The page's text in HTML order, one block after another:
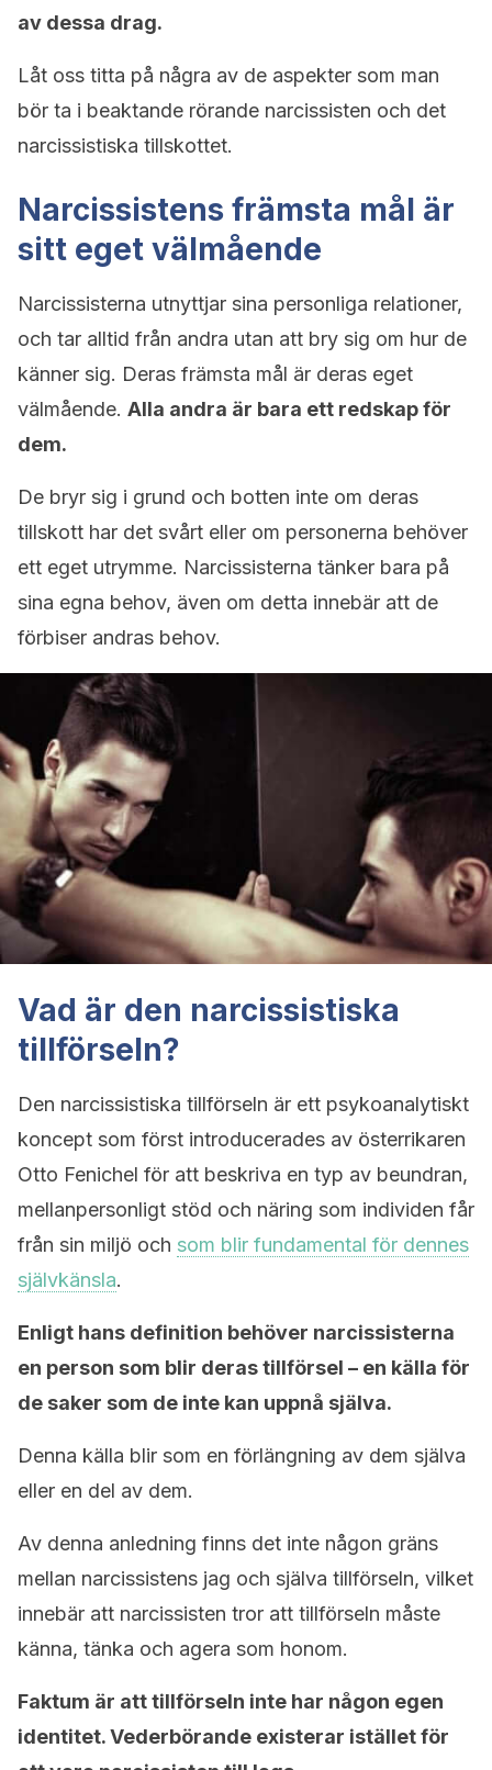
av dessa drag.
Låt oss titta på några av de aspekter som man
bör ta i beaktande rörande narcissisten och det
narcissistiska tillskottet.
Narcissistens främsta mål är
sitt eget välmående
Narcissisterna utnyttjar sina personliga relationer,
och tar alltid från andra utan att bry sig om hur de
känner sig. Deras främsta mål är deras eget
välmående. Alla andra är bara ett redskap för
dem.
De bryr sig i grund och botten inte om deras
tillskott har det svårt eller om personerna behöver
ett eget utrymme. Narcissisterna tänker bara på
sina egna behov, även om detta innebär att de
förbiser andras behov.
Vad är den narcissistiska
tillförseln?
Den narcissistiska tillförseln är ett psykoanalytiskt
koncept som först introducerades av österrikaren
Otto Fenichel för att beskriva en typ av beundran,
mellanpersonligt stöd och näring som individen får
från sin miljö och som blir fundamental för dennes
självkänsla.
Enligt hans definition behöver narcissisterna
en person som blir deras tillförsel – en källa för
de saker som de inte kan uppnå själva.
Denna källa blir som en förlängning av dem själva
eller en del av dem.
Av denna anledning finns det inte någon gräns
mellan narcissistens jag och själva tillförseln, vilket
innebär att narcissisten tror att tillförseln måste
känna, tänka och agera som honom.
Faktum är att tillförseln inte har någon egen
identitet. Vederbörande existerar istället för